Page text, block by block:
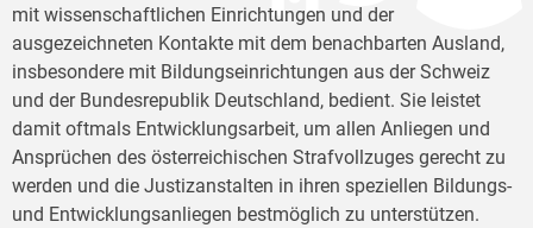
mit wissenschaftlichen Einrichtungen und der
ausgezeichneten Kontakte mit dem benachbarten Ausland,
insbesondere mit Bildungseinrichtungen aus der Schweiz
und der Bundesrepublik Deutschland, bedient. Sie leistet
damit oftmals Entwicklungsarbeit, um allen Anliegen und
Ansprüchen des österreichischen Strafvollzuges gerecht zu
werden und die Justizanstalten in ihren speziellen Bildungs-
und Entwicklungsanliegen bestmöglich zu unterstützen.